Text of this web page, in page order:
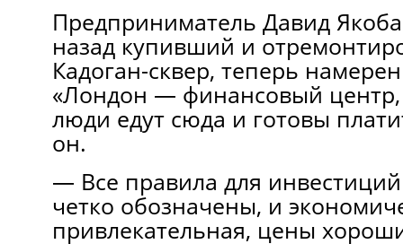
Предприниматель Давид
назад купивший и
Кадоган-сквер, теперь
«Лондон — финансовый
люди едут сюда и готовы
он.
— Все правила для
четко обозначены, и
привлекательная, цены